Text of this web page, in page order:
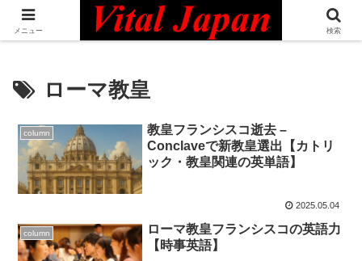
日本最大級の英語コミュニティ・Bilingual Professionals Network
ローマ教皇
column
教皇フランシスコ逝去 –
Conclaveで新教皇選出【カトリ
ック・教皇関連の英単語】
2025.05.04
column
ローマ教皇フランシスコの英語力
【時事英語】
メニュー 検索